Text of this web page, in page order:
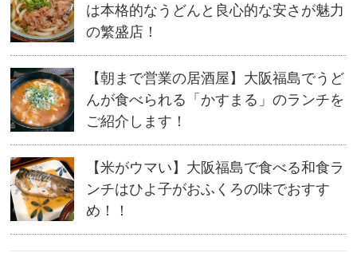
は本格的なうどんと良心的な安さが魅力
の繁盛店！
【朝まで営業の居酒屋】大阪福島でうど
んが食べられる「かすまる」のランチを
ご紹介します！
【米がウマい】大阪福島で食べる和食ラ
ンチはひよ子がおふくろの味でおすす
め！！